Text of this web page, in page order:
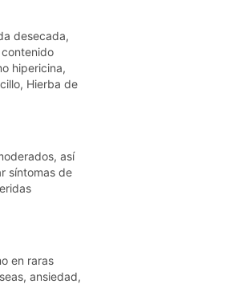
desecada,
hipericina,
Hierba de
así
síntomas de
en raras
ansiedad,